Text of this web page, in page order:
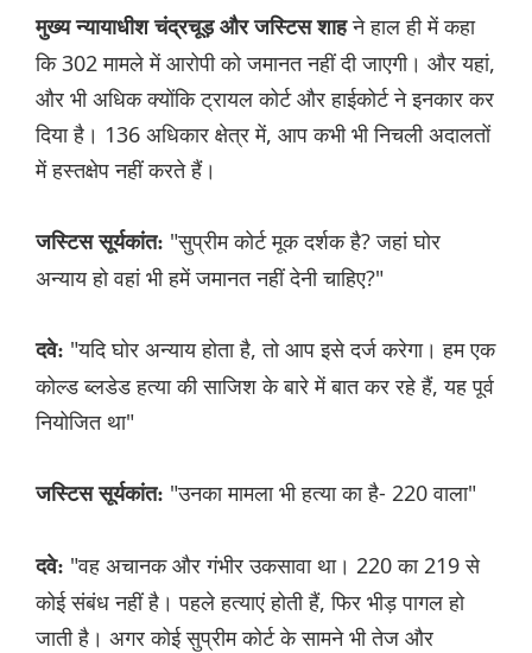
मुख्य न्यायाधीश चंद्रचूड़ और जस्टिस शाहने हाल ही में कहा
कि 302 मामले में आरोपी को जमानत नहीं दी जाएगी। और यहां,
और भी अधिक क्योंकि ट्रायल कोर्ट और हाईकोर्ट ने इनकार कर
दिया है। 136 अधिकार क्षेत्र में, आप कभी भी निचली अदालतों
में हस्तक्षेप नहीं करते हैं।
जस्टिस सूर्यकांत: "सुप्रीम कोर्ट मूक दर्शक है? जहां घोर
अन्याय हो वहां भी हमें जमानत नहीं देनी चाहिए?"
दवे: "यदि घोर अन्याय होता है, तो आप इसे दर्ज करेगा। हम एक
कोल्ड ब्लडेड हत्या की साजिश के बारे में बात कर रहे हैं, यह पूर्व
नियोजित था"
जस्टिस सूर्यकांत: "उनका मामला भी हत्या का है- 220 वाला"
दवे: "वह अचानक और गंभीर उकसावा था। 220 का 219 से
कोई संबंध नहीं है। पहले हत्याएं होती हैं, फिर भीड़ पागल हो
जाती है। अगर कोई सुप्रीम कोर्ट के सामने भी तेज और